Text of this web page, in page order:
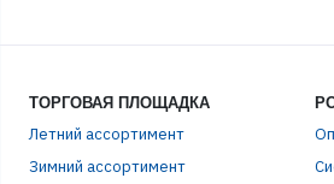
ТОРГОВАЯ ПЛОЩАДКА
Летний ассортимент
Зимний ассортимент